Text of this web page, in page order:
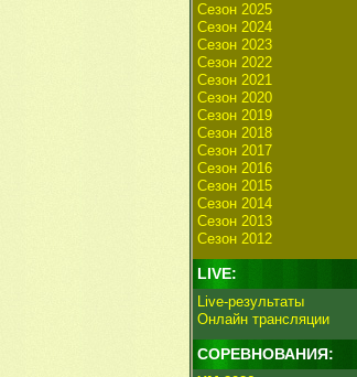
Сезон 2025
Сезон 2024
Сезон 2023
Сезон 2022
Сезон 2021
Сезон 2020
Сезон 2019
Сезон 2018
Сезон 2017
Сезон 2016
Сезон 2015
Сезон 2014
Сезон 2013
Сезон 2012
LIVE:
Live-результаты
Онлайн трансляции
СОРЕВНОВАНИЯ: